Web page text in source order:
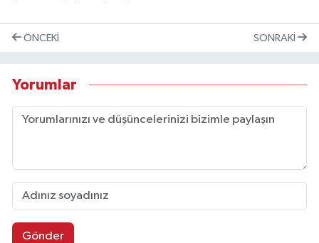
ÖNCEKI SONRAKI
Yorumlar
Gönder